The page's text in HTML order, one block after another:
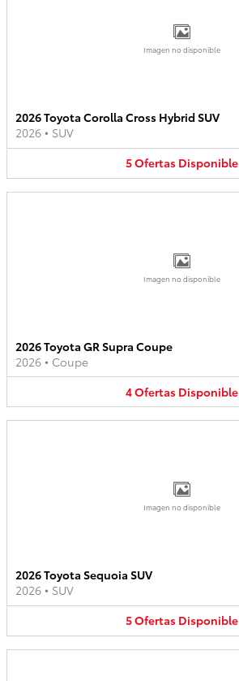
Imagen no disponible
2026 Toyota Corolla Cross Hybrid SUV
2026 • SUV
5Ofertas Disponible
Imagen no disponible
2026 Toyota GR Supra Coupe
2026 • Coupe
4Ofertas Disponible
Imagen no disponible
2026 Toyota Sequoia SUV
2026 • SUV
5Ofertas Disponible